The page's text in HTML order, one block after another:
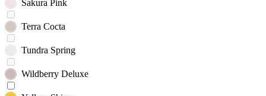
Sakura Pink
Terra Cocta
Tundra Spring
Wildberry Deluxe